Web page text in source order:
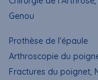
Genou
Prothèse de l'épaule
Arthroscopie du
Fractures du poignet,